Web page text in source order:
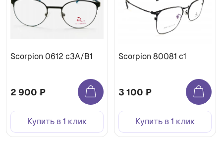
Scorpion 0612 c3A/B1
2 900 ₽
Купить в 1 клик
Scorpion 80081 с1
3 100 ₽
Купить в 1 клик